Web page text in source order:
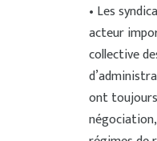
• Les
acteur
collective
ont